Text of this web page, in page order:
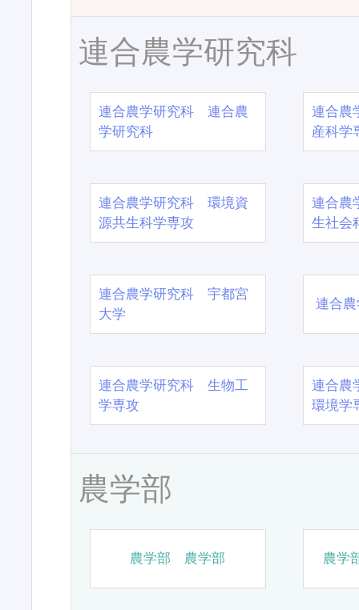
連合農学研究科
連合農学研究科 連合農
学研究科
連合農
産科学
連合農学研究科 環境資
源共生科学専攻
連合農
生社会
連合農学研究科 宇都宮
大学
連合
連合農学研究科 生物工
学専攻
連合農
環境学
農学部
農学部 農学部 農学